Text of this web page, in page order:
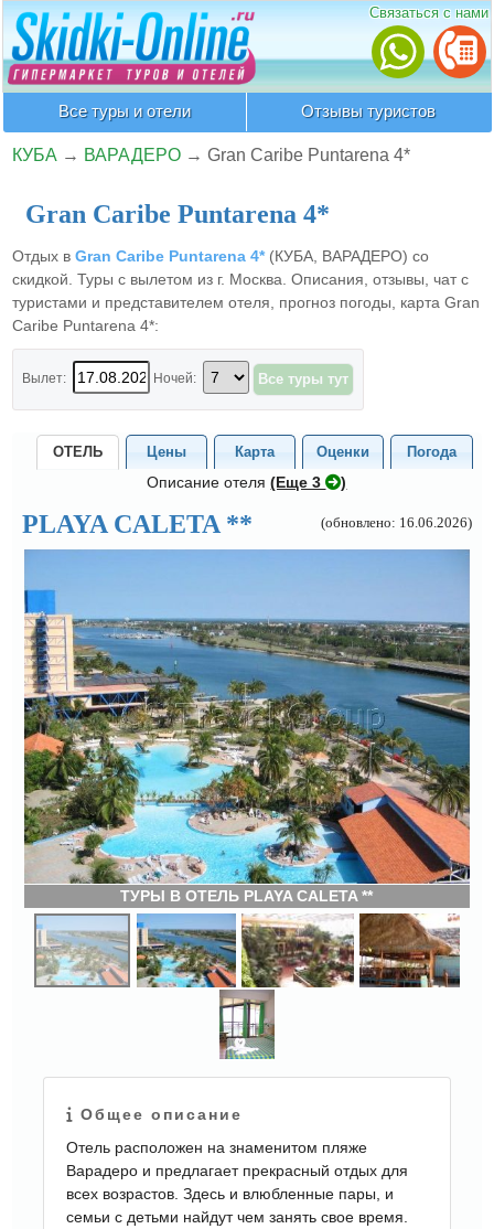
Связаться с нами
Все туры и отели Отзывы туристов
КУБА → ВАРАДЕРО →Gran Caribe Puntarena 4*
Gran Caribe Puntarena 4*
Отдых вGran Caribe Puntarena 4*(КУБА, ВАРАДЕРО) со
скидкой. Туры с вылетом из г. Москва. Описания, отзывы, чат с
туристами и представителем отеля, прогноз погоды, карта Gran
Caribe Puntarena 4*:
Вылет: Ночей:
ОТЕЛЬ Цены Карта Оценки Погода
Описание отеля(Eще 3 )
PLAYA CALETA ** (обновлено: 16.06.2026)
ТУРЫ В ОТЕЛЬ PLAYA CALETA **
Общее описание
Отель расположен на знаменитом пляже
Варадеро и предлагает прекрасный отдых для
всех возрастов. Здесь и влюбленные пары, и
семьи с детьми найдут чем занять свое время.